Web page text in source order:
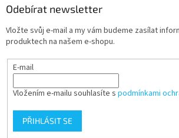
Odebírat newsletter
Vložte svůj e-mail a my vám budeme zasílat
produktech na našem e-shopu.
E-mail
Vložením e-mailu souhlasíte s podmínkami
PŘIHLÁSIT SE